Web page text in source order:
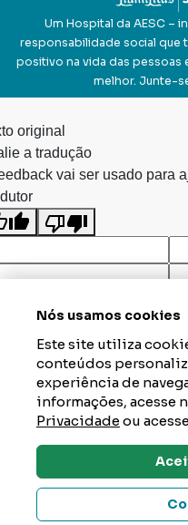
Um Hospital da AESC –
responsabilidade social
positivo na vida das pessoas
melhor. Junte-
Nós usamos cookies
Este site utiliza
conteúdos
experiência de
informações, acesse
Privacidadeou
original
a tradução
vai ser usado para